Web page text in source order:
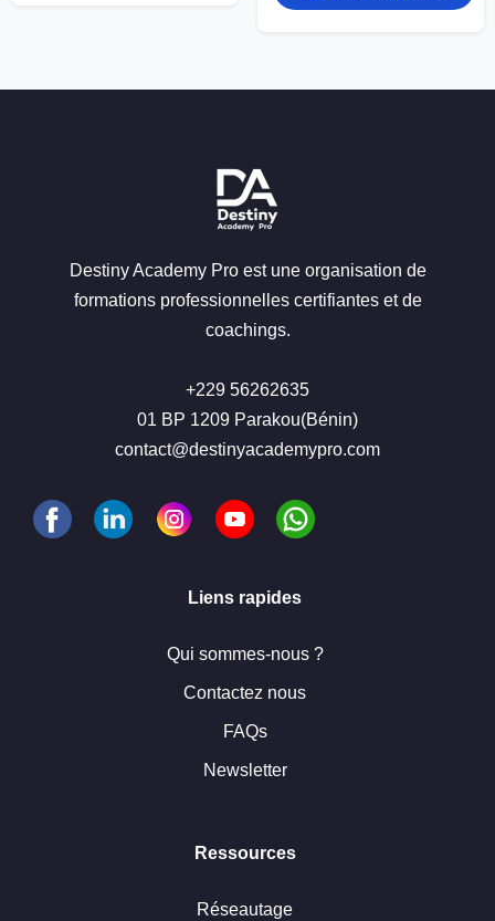
Destiny Academy Pro est une organisation de
formations professionnelles certifiantes et de
coachings.
+229 56262635
01 BP 1209 Parakou(Bénin)
contact@destinyacademypro.com
Liens rapides
Qui sommes-nous ?
Contactez nous
FAQs
Newsletter
Ressources
Réseautage